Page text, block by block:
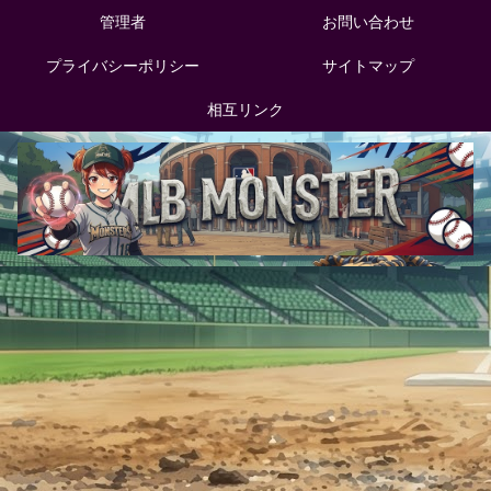
管理者 お問い合わせ
プライバシーポリシー サイトマップ
相互リンク